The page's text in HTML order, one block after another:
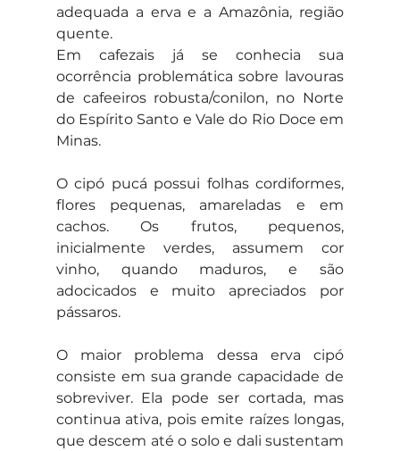
adequada a erva e a Amazônia, região
quente.
Em cafezais já se conhecia sua
ocorrência problemática sobre lavouras
de cafeeiros robusta/conilon, no Norte
do Espírito Santo e Vale do Rio Doce em
Minas.
O cipó pucá possui folhas cordiformes,
flores pequenas, amareladas e em
cachos. Os frutos, pequenos,
inicialmente verdes, assumem cor
vinho, quando maduros, e são
adocicados e muito apreciados por
pássaros.
O maior problema dessa erva cipó
consiste em sua grande capacidade de
sobreviver. Ela pode ser cortada, mas
continua ativa, pois emite raízes longas,
que descem até o solo e dali sustentam